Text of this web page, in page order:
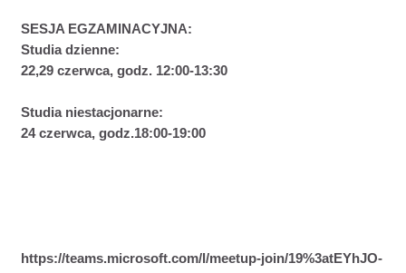
SESJA EGZAMINACYJNA:
Studia dzienne:
22,29 czerwca, godz. 12:00-13:30
Studia niestacjonarne:
24 czerwca, godz.18:00-19:00
https://teams.microsoft.com/l/meetup-join/19%3atEYhJO-